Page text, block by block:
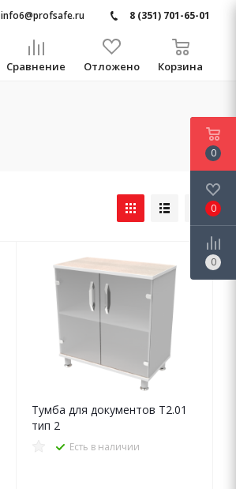
info6@profsafe.ru 8 (351) 701-65-01
Сравнение Отложено Корзина
Тумба для документов Т2.01
тип 2
Есть в наличии
0
0
0